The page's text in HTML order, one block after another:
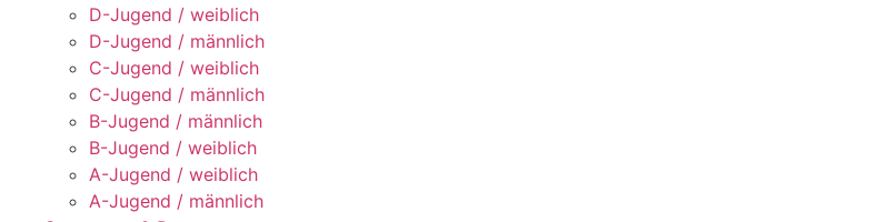
D-Jugend / weiblich
D-Jugend / männlich
C-Jugend / weiblich
C-Jugend / männlich
B-Jugend / männlich
B-Jugend / weiblich
A-Jugend / weiblich
A-Jugend / männlich